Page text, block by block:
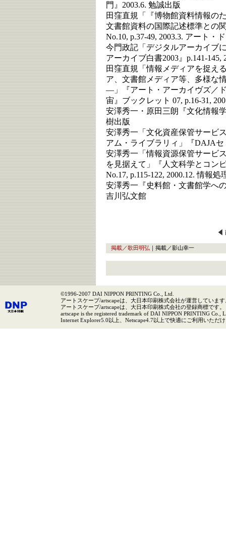
門』2003.6. 勉誠出版
田窪直規「『博物館資料情報の
文書館資料の国際記述標準との
No.10, p.37-49, 2003.3. アート・
今門政記「デジタルアーカイブ
アーカイブ白書2003』p.141-
田窪直規「情報メディアを捉え
ア、文書館メディア等、多様な
―」『アート・アーカイヴズ／
宙』ブックレット 07, p.16-31,
安澤秀一・原田三朗『文化情報
樹出版
安澤秀一「文化資産保管サービ
アム・ライブラリィ」『DAJA
安澤秀一「情報資源保管サービ
を見据えて」『人文科学とコン
No.17, p.115-122, 2000.12. 情報処
安澤秀一『史料館・文書館学へ
吉川弘文館
掲載／歌田明弘 ｜掲載／影山幸一
©1996-2007 DAI NIPPON PRINTING Co., Ltd.
アートスケープ/artscapeは、大日本印刷株式会社が運営しています
アートスケープ/artscapeは、大日本印刷株式会社の登録商標です。
artscape is the registered trademark of DAI NIPPON PRINTING Co.,
Internet Explorer5.0以上、Netscape4.7以上で快適にご利用いただ